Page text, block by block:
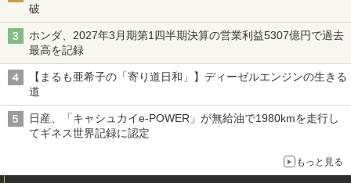
破
ホンダ、2027年3月期第1四半期決算の営業利益5307億円で過去
最高を記録
【まるも亜希子の「寄り道日和」】ディーゼルエンジンの生きる
道
日産、「キャシュカイe-POWER」が無給油で1980kmを走行し
てギネス世界記録に認定
もっと見る